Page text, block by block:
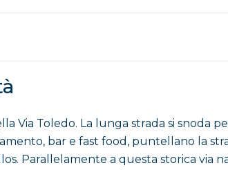
Via Toledo. La lunga strada si snoda
bar e fast food, puntellano la
Parallelamente a questa storica via